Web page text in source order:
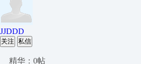
JJDDD
关注 私信
精华：0帖